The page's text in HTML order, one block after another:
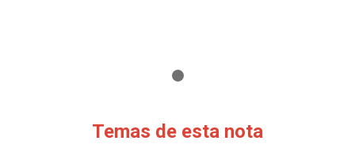
Temas de esta nota